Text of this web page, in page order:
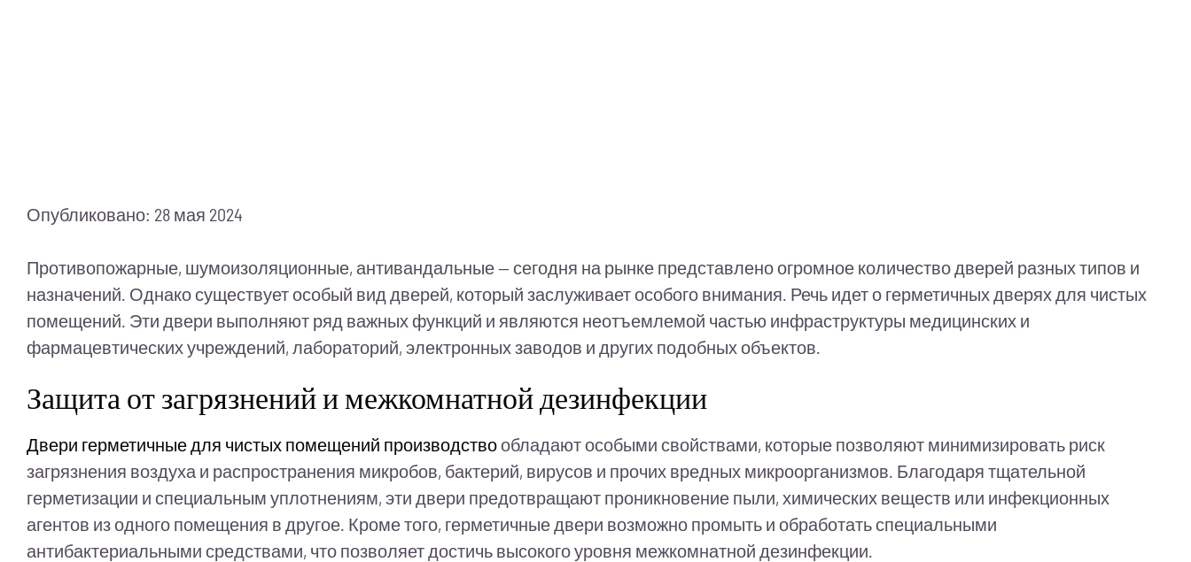
Опубликовано: 28 мая 2024
Противопожарные, шумоизоляционные, антивандальные — сегодня на рынке представлено огромное количество дверей разных типов и
назначений. Однако существует особый вид дверей, который заслуживает особого внимания. Речь идет о герметичных дверях для чистых
помещений. Эти двери выполняют ряд важных функций и являются неотъемлемой частью инфраструктуры медицинских и
фармацевтических учреждений, лабораторий, электронных заводов и других подобных объектов.
Защита от загрязнений и межкомнатной дезинфекции
Двери герметичные для чистых помещений производствообладают особыми свойствами, которые позволяют минимизировать риск
загрязнения воздуха и распространения микробов, бактерий, вирусов и прочих вредных микроорганизмов. Благодаря тщательной
герметизации и специальным уплотнениям, эти двери предотвращают проникновение пыли, химических веществ или инфекционных
агентов из одного помещения в другое. Кроме того, герметичные двери возможно промыть и обработать специальными
антибактериальными средствами, что позволяет достичь высокого уровня межкомнатной дезинфекции.